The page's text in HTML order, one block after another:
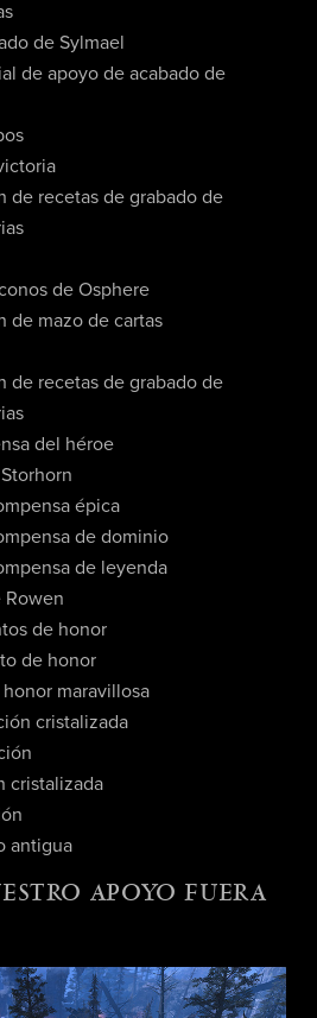
de Sylmael
de apoyo de acabado de
de recetas de grabado de
de Osphere
de mazo de cartas
de recetas de grabado de
del héroe
épica
de dominio
de leyenda
Rowen
de honor
de honor
maravillosa
cristalizada
cristalizada
antigua
APOYO FUERA